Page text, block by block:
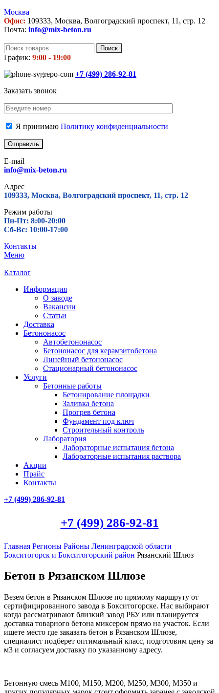
Москва
Офис: 109333, Москва, Волгоградский проспект, 11, стр. 12
Почта: info@mix-beton.ru
Поиск
График: 9:00 - 19:00
+7 (499) 286-92-81
Заказать звонок
Я принимаю Политику конфиденциальности
E-mail
info@mix-beton.ru
Адрес
109333, Москва, Волгоградский проспект, 11, стр. 12
Режим работы
Пн-Пт: 8:00-20:00
Сб-Вс: 10:00-17:00
Контакты
Меню
Каталог
Информация
О заводе
Вакансии
Статьи
Доставка
Бетононасос
Автобетононасос
Бетононасос для керамзитобетона
Линейный бетононасос
Стационарный бетононасос
Услуги
Бетонные работы
Бетонирование площадки
Заливка бетона
Прогрев бетона
Фундамент под ключ
Строительный контроль
Лаборатория
Лабораторные испытания бетона
Лабораторные испытания раствора
Акции
Прайс
Контакты
+7 (499) 286-92-81
+7 (499) 286-92-81
Главная Регионы Районы Ленинградской области
Бокситогорск и Бокситогорский район Рязанский Шлюз
Бетон в Рязанском Шлюзе
Везем бетон в Рязанском Шлюзе по прямому маршруту от
сертифицированного завода в Бокситогорске. Нас выбирают
когда рассматривают близкий завод РБУ или планируется
доставка товарного бетона миксером прямо на участок. Если
ищете место где заказать бетон в Рязанском Шлюзе,
специалист подберет оптимальный класс, подготовим цену за
м3 и согласуем доставку по указанному адресу.
Бетонную смесь М100, М150, М200, М250, М300, М350 и